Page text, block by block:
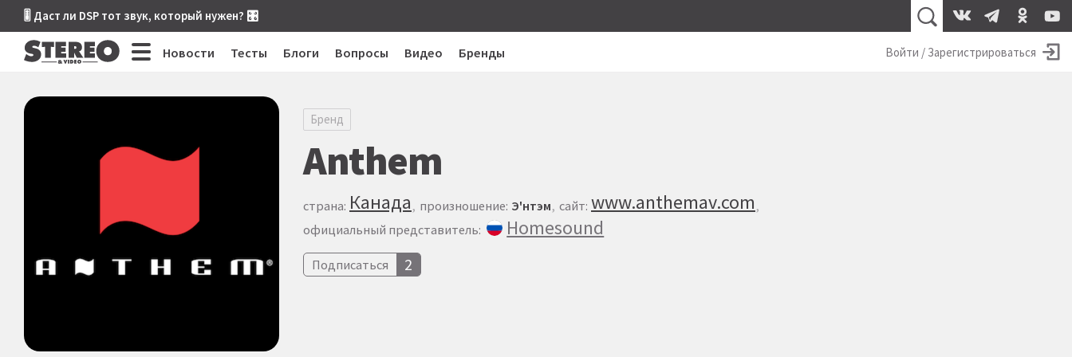
🎚 Даст ли DSP тот звук, который нужен? 🎛
Новости Тесты Блоги Вопросы Видео Бренды Войти / Зарегистрироваться
Бренд
Anthem
страна: Канада произношение: Э'нтэм сайт: www.anthemav.com
официальный представитель: Homesound
Подписаться 2